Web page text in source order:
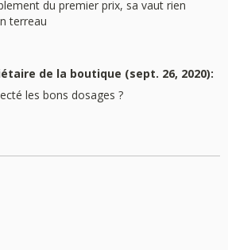
du premier prix, sa vaut rien
terreau
de la boutique (sept. 26, 2020):
les bons dosages ?